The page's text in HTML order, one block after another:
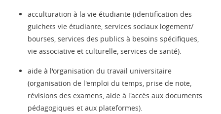
acculturation à la vie étudiante (identification des
guichets vie étudiante, services sociaux logement/
bourses, services des publics à besoins spécifiques,
vie associative et culturelle, services de santé).
aide à l'organisation du travail universitaire
(organisation de l'emploi du temps, prise de note,
révisions des examens, aide à l'accès aux documents
pédagogiques et aux plateformes).